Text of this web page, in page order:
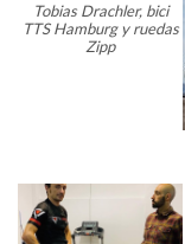
Tobias Drachler, bici
TTS Hamburg y ruedas
Zipp